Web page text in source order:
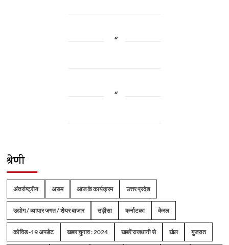
श्रेणी
अंतर्राष्ट्रीय असम आज के कार्यक्रम उत्तर प्रदेश
उद्योग / व्यापार जगत / शेयर बाजार उड़ीसा कर्नाटका केरल
कोविड -19 अपडेट खबर चुनाव : 2024 खबरें राजधानी से खेल गुजरात